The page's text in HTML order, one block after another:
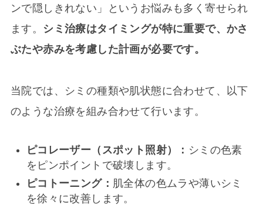
ンで隠しきれない」というお悩みも多く寄せられ
ます。 シミ治療はタイミングが特に重要で、かさ
ぶたや赤みを考慮した計画が必要です。
当院では、シミの種類や肌状態に合わせて、以下
のような治療を組み合わせて行います。
ピコレーザー（スポット照射）： シミの色素
をピンポイントで破壊します。
ピコトーニング： 肌全体の色ムラや薄いシミ
を徐々に改善します。